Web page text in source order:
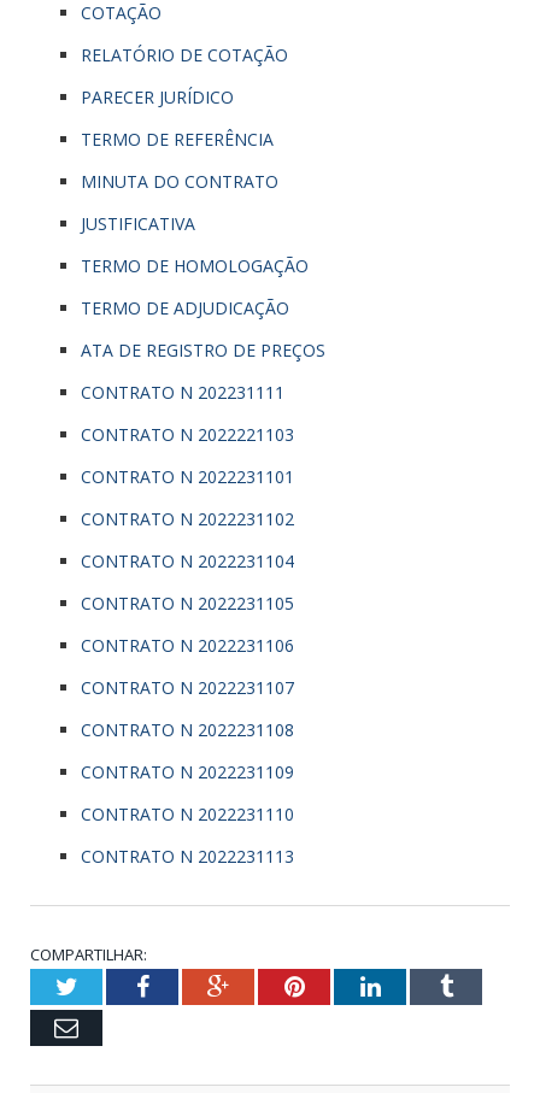
COTAÇÃO
RELATÓRIO DE COTAÇÃO
PARECER JURÍDICO
TERMO DE REFERÊNCIA
MINUTA DO CONTRATO
JUSTIFICATIVA
TERMO DE HOMOLOGAÇÃO
TERMO DE ADJUDICAÇÃO
ATA DE REGISTRO DE PREÇOS
CONTRATO N 202231111
CONTRATO N 2022221103
CONTRATO N 2022231101
CONTRATO N 2022231102
CONTRATO N 2022231104
CONTRATO N 2022231105
CONTRATO N 2022231106
CONTRATO N 2022231107
CONTRATO N 2022231108
CONTRATO N 2022231109
CONTRATO N 2022231110
CONTRATO N 2022231113
COMPARTILHAR:
TwitterFacebookGoogle+PinterestLinkedInTumblr
Email